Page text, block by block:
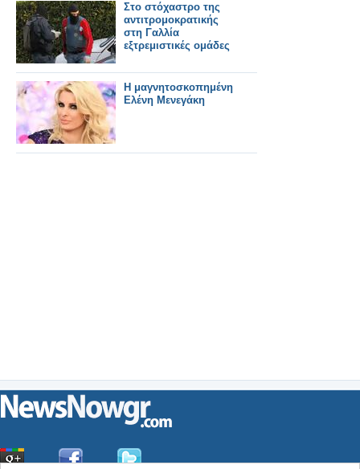
Στο στόχαστρο της
αντιτρομοκρατικής
στη Γαλλία
εξτρεμιστικές ομάδες
Η μαγνητοσκοπημένη
Ελένη Μενεγάκη